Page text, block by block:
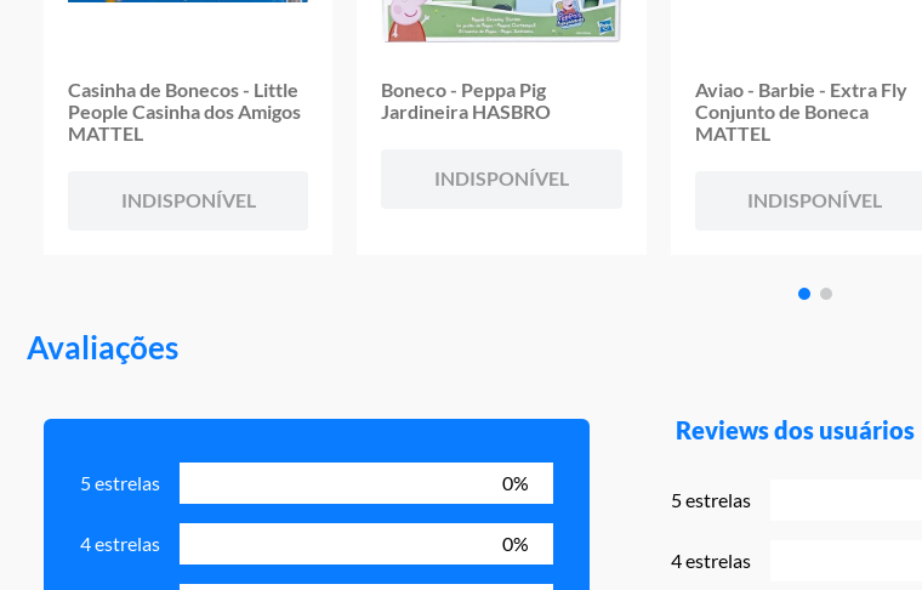
Casinha de Bonecos - Little
People Casinha dos Amigos
MATTEL
INDISPONÍVEL
Boneco - Peppa Pig
Jardineira HASBRO
INDISPONÍVEL
Aviao - Barbie - Extra Fly
Conjunto de Boneca
MATTEL
INDISPONÍVEL
Avaliações
5 estrelas 0%
4 estrelas 0%
Reviews dos usuários
5 estrelas
4 estrelas